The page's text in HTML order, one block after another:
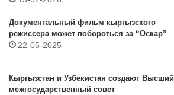
Документальный фильм кыргызского
режиссера может побороться за “Оскар”
22-05-2025
Кыргызстан и Узбекистан создают Высший
межгосударственный совет